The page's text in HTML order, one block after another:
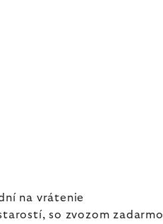
na vrátenie
so zvozom zadarmo